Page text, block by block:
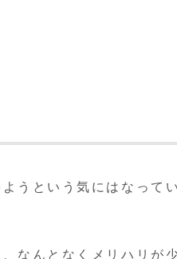
うという気にはなって
なんとなくメリハリが